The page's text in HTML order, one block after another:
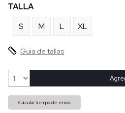
TALLA
S
M L XL
Guia de tallas
Calcular tiempo de envío